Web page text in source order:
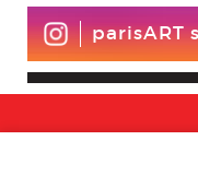
parisART